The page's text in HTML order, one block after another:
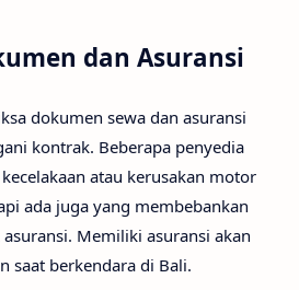
dan Asuransi
dokumen sewa dan asuransi
kontrak. Beberapa penyedia
atau kerusakan motor
ada juga yang membebankan
Memiliki asuransi akan
saat berkendara di Bali.